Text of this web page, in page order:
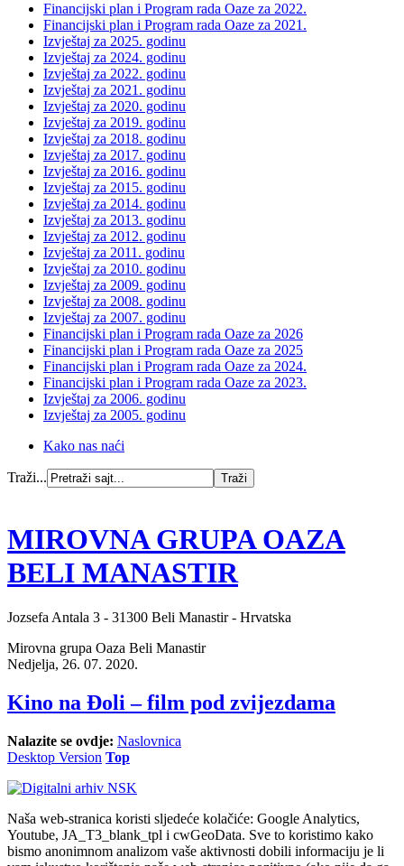
Financijski plan i Program rada Oaze za 2022.
Financijski plan i Program rada Oaze za 2021.
Izvještaj za 2025. godinu
Izvještaj za 2024. godinu
Izvještaj za 2022. godinu
Izvještaj za 2021. godinu
Izvještaj za 2020. godinu
Izvještaj za 2019. godinu
Izvještaj za 2018. godinu
Izvještaj za 2017. godinu
Izvještaj za 2016. godinu
Izvještaj za 2015. godinu
Izvještaj za 2014. godinu
Izvještaj za 2013. godinu
Izvještaj za 2012. godinu
Izvještaj za 2011. godinu
Izvještaj za 2010. godinu
Izvještaj za 2009. godinu
Izvještaj za 2008. godinu
Izvještaj za 2007. godinu
Financijski plan i Program rada Oaze za 2026
Financijski plan i Program rada Oaze za 2025
Financijski plan i Program rada Oaze za 2024.
Financijski plan i Program rada Oaze za 2023.
Izvještaj za 2006. godinu
Izvještaj za 2005. godinu
Kako nas naći
Traži...
MIROVNA GRUPA OAZA
BELI MANASTIR
Jozsefa Antala 3 - 31300 Beli Manastir - Hrvatska
Mirovna grupa Oaza Beli Manastir
Nedjelja, 26. 07. 2020.
Kino na Đoli – film pod zvijezdama
Nalazite se ovdje: Naslovnica
Desktop Version Top
Naša web-stranica koristi sljedeće kolačiće: Google Analytics,
Youtube, JA_T3_blank_tpl i cwGeoData. Sve to koristimo kako
bismo anonimnom analizom vaše aktivnosti dobili informaciju je li